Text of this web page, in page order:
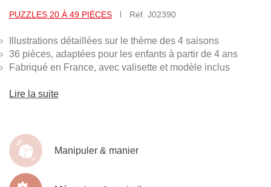
PUZZLES 20 À 49 PIÈCES Réf. J02390
Illustrations détaillées sur le thème des 4 saisons
36 pièces, adaptées pour les enfants à partir de 4 ans
Fabriqué en France, avec valisette et modèle inclus
Lire la suite
Manipuler & manier